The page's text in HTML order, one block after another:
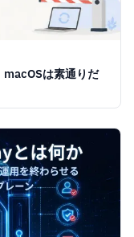
は素通りだ